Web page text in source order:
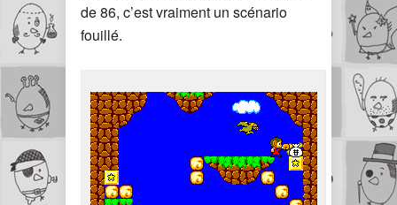
de 86, c’est vraiment un scénario
fouillé.